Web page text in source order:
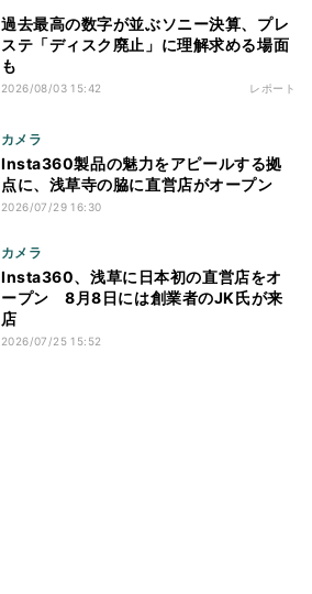
過去最高の数字が並ぶソニー決算、プレ
ステ「ディスク廃止」に理解求める場面
も
2026/08/03 15:42 レポート
カメラ
Insta360製品の魅力をアピールする拠
点に、浅草寺の脇に直営店がオープン
2026/07/29 16:30
カメラ
Insta360、浅草に日本初の直営店をオ
ープン 8月8日には創業者のJK氏が来
店
2026/07/25 15:52